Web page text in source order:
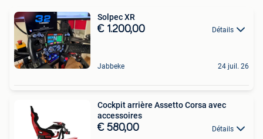
Solpec XR
€ 1.200,00 Détails
Jabbeke 24 juil. 26
Cockpit arrière Assetto Corsa avec
accessoires
€ 580,00 Détails